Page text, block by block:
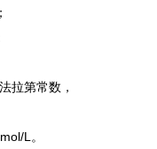
第常数，
L。